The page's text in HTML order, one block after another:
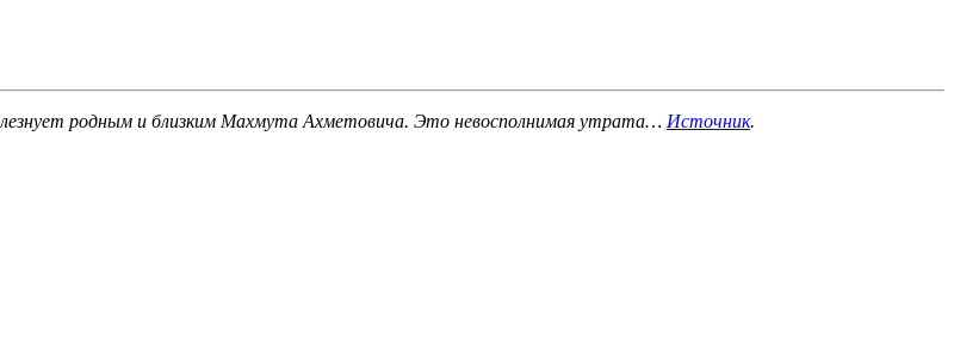
родным и близким Махмута Ахметовича. Это невосполнимая утрата… Источник.